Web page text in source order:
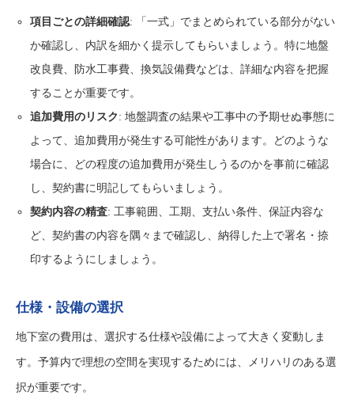
項目ごとの詳細確認: 「一式」でまとめられている部分がない
か確認し、内訳を細かく提示してもらいましょう。特に地盤
改良費、防水工事費、換気設備費などは、詳細な内容を把握
することが重要です。
追加費用のリスク : 地盤調査の結果や工事中の予期せぬ事態に
よって、追加費用が発生する可能性があります。どのような
場合に、どの程度の追加費用が発生しうるのかを事前に確認
し、契約書に明記してもらいましょう。
契約内容の精査: 工事範囲、工期、支払い条件、保証内容な
ど、契約書の内容を隅々まで確認し、納得した上で署名・捺
印するようにしましょう。
仕様・設備の選択
地下室の費用は、選択する仕様や設備によって大きく変動しま
す。予算内で理想の空間を実現するためには、メリハリのある選
択が重要です。